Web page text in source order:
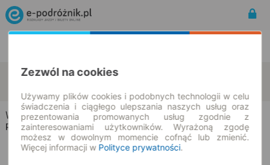
Wandzin Łucka-Kolonia
Wandzin → Łucka-Kolonia
Rozkład jazdy i bilety
Zezwól na cookies
Używamy plików cookies i podobnych technologii w celu
świadczenia i ciągłego ulepszania naszych usług oraz
prezentowania promowanych usług zgodnie z
zainteresowaniami użytkowników. Wyrażoną zgodę
możesz w dowolnym momencie cofnąć lub zmienić.
Więcej informacji w Polityce prywatności.